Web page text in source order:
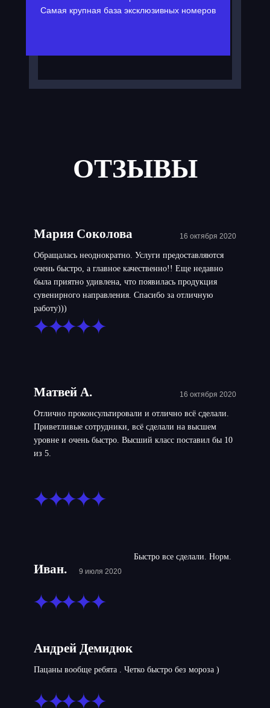
Самая крупная база эксклюзивных номеров
ОТЗЫВЫ
Мария Соколова 16 октября 2020
Обращалась неоднократно. Услуги предоставляются
очень быстро, а главное качественно!! Еще недавно
была приятно удивлена, что появилась продукция
сувенирного направления. Спасибо за отличную
работу)))
Матвей А. 16 октября 2020
Отлично проконсультировали и отлично всё сделали.
Приветливые сотрудники, всё сделали на высшем
уровне и очень быстро. Высший класс поставил бы 10
из 5.
Иван. 9 июля 2020
Быстро все сделали. Норм.
Андрей Демидюк
Пацаны вообще ребята . Четко быстро без мороза )